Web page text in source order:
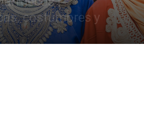
costumbres y